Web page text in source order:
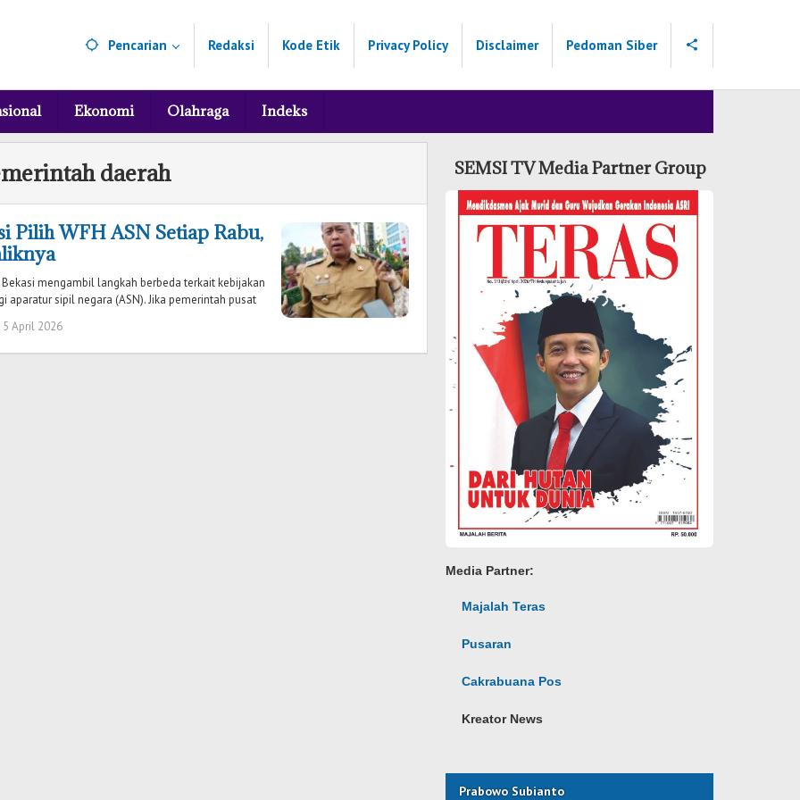
Pencarian Redaksi Kode Etik Privacy Policy Disclaimer Pedoman Siber
Ekonomi Olahraga Indeks
daerah
Pilih WFH ASN Setiap Rabu,
mengambil langkah berbeda terkait kebijakan
aparatur sipil negara (ASN). Jika pemerintah pusat
5 April 2026
SEMSI TV Media Partner Group
Media Partner:
Majalah Teras
Pusaran
Cakrabuana Pos
Kreator News
Prabowo Subianto